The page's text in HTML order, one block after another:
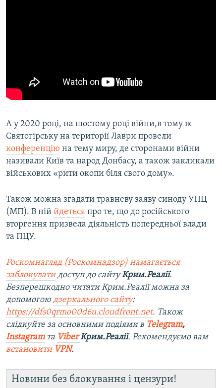
А у 2020 році, на шостому році війни,в тому ж
Святогірську на території Лаври провели
конференцію на тему миру, де сторонами війни
називали Київ та народ Донбасу, а також закликали
військових «рити окопи біля свого дому».
Також можна згадати травневу заяву синоду УПЦ
(МП). В ній йдеться про те, що до російського
вторгення призвела діяльність попередньої влади
та ПЦУ.
Роскомнагляд (Роскомнадзор) намагається
заблокуватидоступ до сайтуКрим.Реалії.
Безперешкодно читати Крим.Реалії можна за
допомогою дзеркального сайту:
https://dfs0qrmo00d6u.cloudfront.net. Також
слідкуйте за основними подіями в Telegram,
Instagramта ViberКрим.Реалії. Рекомендуємо вам
встановити VPN.
Новини без блокування і цензури!